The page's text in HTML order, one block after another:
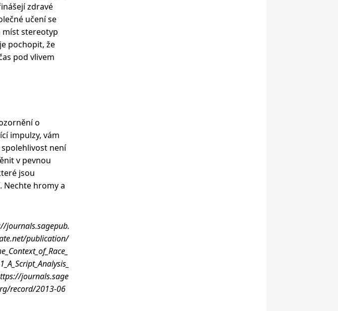
zdravé
učení se
míst stereotyp
pochopit, že
pod vlivem
o
impulzy, vám
není
v pevnou
jsou
Nechte hromy a
journals.sagepub.
publication/
journals.sage
record/2013-06